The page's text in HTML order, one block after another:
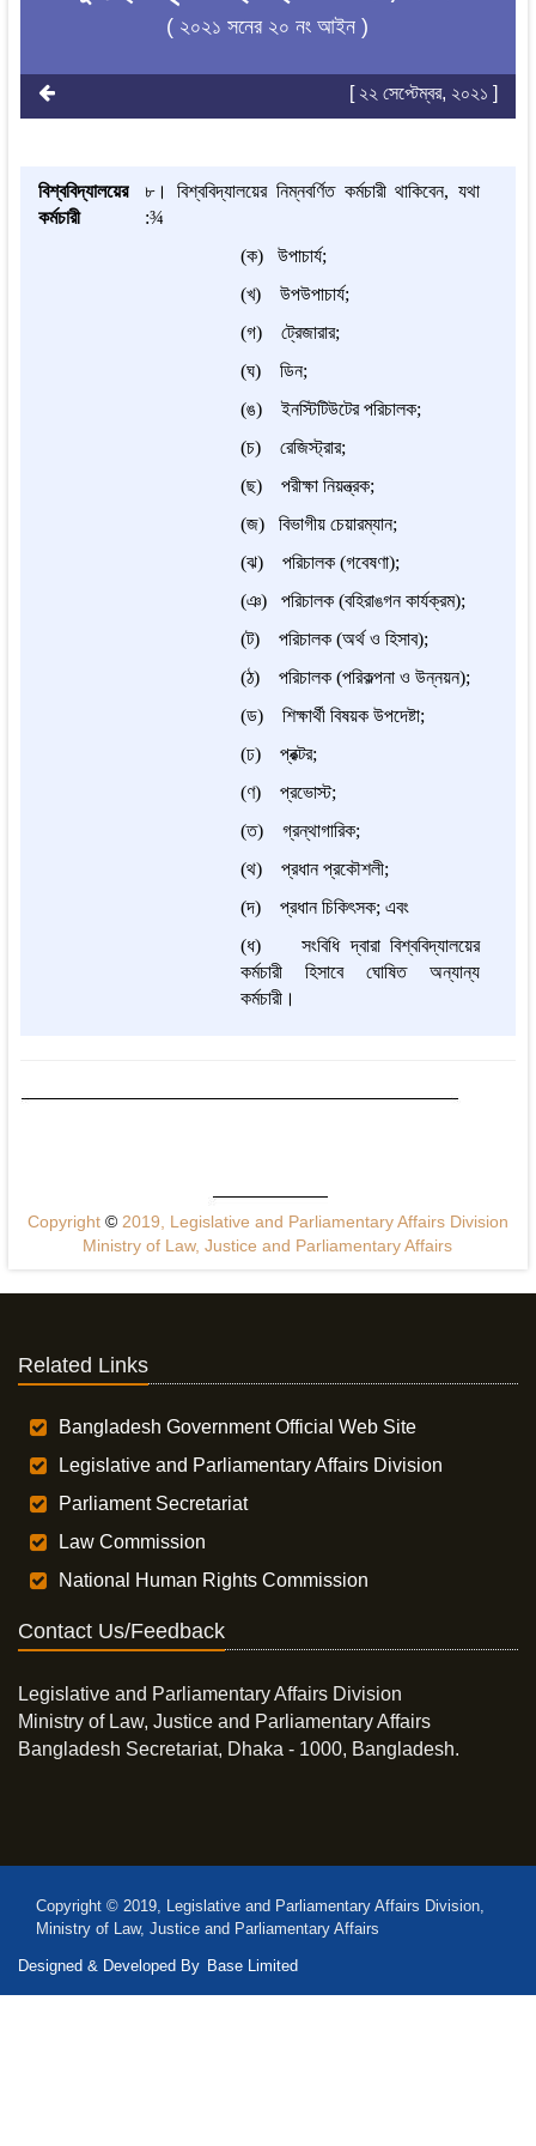
( ২০২১ সনের ২০ নং আইন )
[ ২২ সেপ্টেম্বর, ২০২১ ]
বিশ্ববিদ্যালয়ের
কর্মচারী
৮।বিশ্ববিদ্যালয়ের নিম্নবর্ণিত কর্মচারী থাকিবেন, যথা
:¾
(ক) উপাচার্য;
(খ) উপউপাচার্য;
(গ) ট্রেজারার;
(ঘ) ডিন;
(ঙ) ইনস্টিটিউটের পরিচালক;
(চ) রেজিস্ট্রার;
(ছ) পরীক্ষা নিয়ন্ত্রক;
(জ) বিভাগীয় চেয়ারম্যান;
(ঝ) পরিচালক (গবেষণা);
(ঞ) পরিচালক (বহিরাঙগন কার্যক্রম);
(ট) পরিচালক (অর্থ ও হিসাব);
(ঠ) পরিচালক (পরিকল্পনা ও উন্নয়ন);
(ড) শিক্ষার্থী বিষয়ক উপদেষ্টা;
(ঢ) প্রক্টর;
(ণ) প্রভোস্ট;
(ত) গ্রন্থাগারিক;
(থ) প্রধান প্রকৌশলী;
(দ) প্রধান চিকিৎসক; এবং
(ধ) সংবিধি দ্বারা বিশ্ববিদ্যালয়ের
কর্মচারী হিসাবে ঘোষিত অন্যান্য
কর্মচারী।
Copyright ©2019, Legislative and Parliamentary Affairs Division
Ministry of Law, Justice and Parliamentary Affairs
Related Links
Bangladesh Government Official Web Site
Legislative and Parliamentary Affairs Division
Parliament Secretariat
Law Commission
National Human Rights Commission
Contact Us/Feedback
Legislative and Parliamentary Affairs Division
Ministry of Law, Justice and Parliamentary Affairs
Bangladesh Secretariat, Dhaka - 1000, Bangladesh.
Copyright © 2019, Legislative and Parliamentary Affairs Division,
Ministry of Law, Justice and Parliamentary Affairs
Designed & Developed By Base Limited